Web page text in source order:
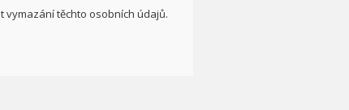
vymazání těchto osobních údajů.